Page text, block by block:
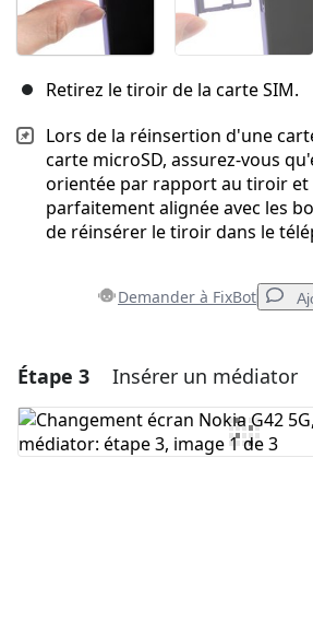
Retirez le tiroir de la carte SIM.
Lors de la réinsertion d'une
carte microSD, assurez-vous
orientée par rapport au tiroir et
parfaitement alignée avec les
de réinsérer le tiroir dans le
Demander à FixBot
Ajouter un
Ajouter un commentaire
Étape 3 Insérer un médiator